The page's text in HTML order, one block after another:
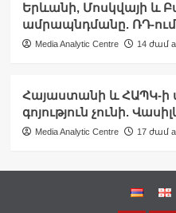
Երևանի, Մոսկվայի և
ամրապնդմանը. ՌԴ-
Media Analytic Centre 14 ժամ
Հայաստանի և ՀԱՊԿ-ի
գոյություն չունի.
Media Analytic Centre 17 ժամ